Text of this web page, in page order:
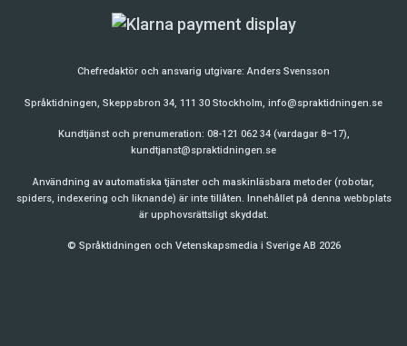
Chefredaktör och ansvarig utgivare:Anders Svensson
Språktidningen, Skeppsbron 34, 111 30 Stockholm, info@spraktidningen.se
Kundtjänst och prenumeration: 08-121 062 34 (vardagar 8–17),
kundtjanst@spraktidningen.se
Användning av automatiska tjänster och maskinläsbara metoder (robotar,
spiders, indexering och liknande) är inte tillåten. Innehållet på denna webbplats
är upphovsrättsligt skyddat.
© Språktidningen och Vetenskapsmedia i Sverige AB 2026